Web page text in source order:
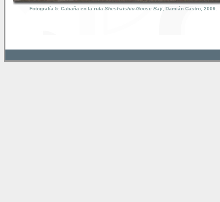
Fotografía 5: Cabaña en la ruta Sheshatshiu-Goose Bay , Damián Castro, 2009.